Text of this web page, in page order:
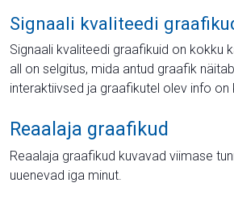
Signaali kvaliteedi
Signaali kvaliteedi graafikuid on kokku
all on selgitus, mida antud graafik
interaktiivsed ja graafikutel olev info on
Reaalaja graafikud
Reaalaja graafikud kuvavad viimase
uuenevad iga minut.